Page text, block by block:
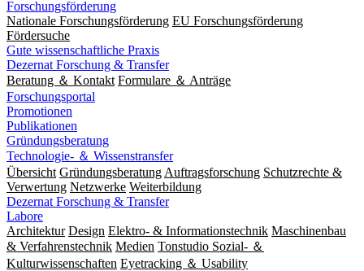
Forschungsförderung
Nationale Forschungsförderung EU Forschungsförderung
Fördersuche
Gute wissenschaftliche Praxis
Dezernat Forschung & Transfer
Beratung ＆ Kontakt Formulare ＆ Anträge
Forschungsportal
Promotionen
Publikationen
Gründungsberatung
Technologie- ＆ Wissenstransfer
Übersicht Gründungsberatung Auftragsforschung Schutzrechte &
Verwertung Netzwerke Weiterbildung
Dezernat Forschung & Transfer
Labore
Architektur Design Elektro- & Informationstechnik Maschinenbau
& Verfahrenstechnik Medien Tonstudio Sozial- ＆
Kulturwissenschaften Eyetracking ＆ Usability